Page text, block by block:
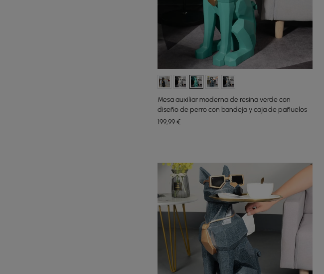
Mesa auxiliar moderna de resina verde con
diseño de perro con bandeja y caja de pañuelos
199,99€